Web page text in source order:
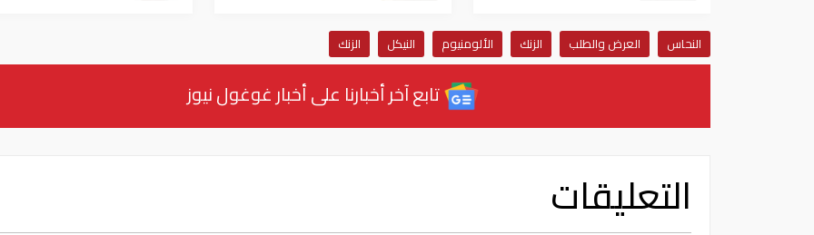
النحاس العرض والطلب الزنك الألومنيوم النيكل الزنك
تابع آخر أخبارنا على أخبار غوغول نيوز
التعليقات